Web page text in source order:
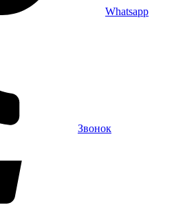
Whatsapp
Звонок